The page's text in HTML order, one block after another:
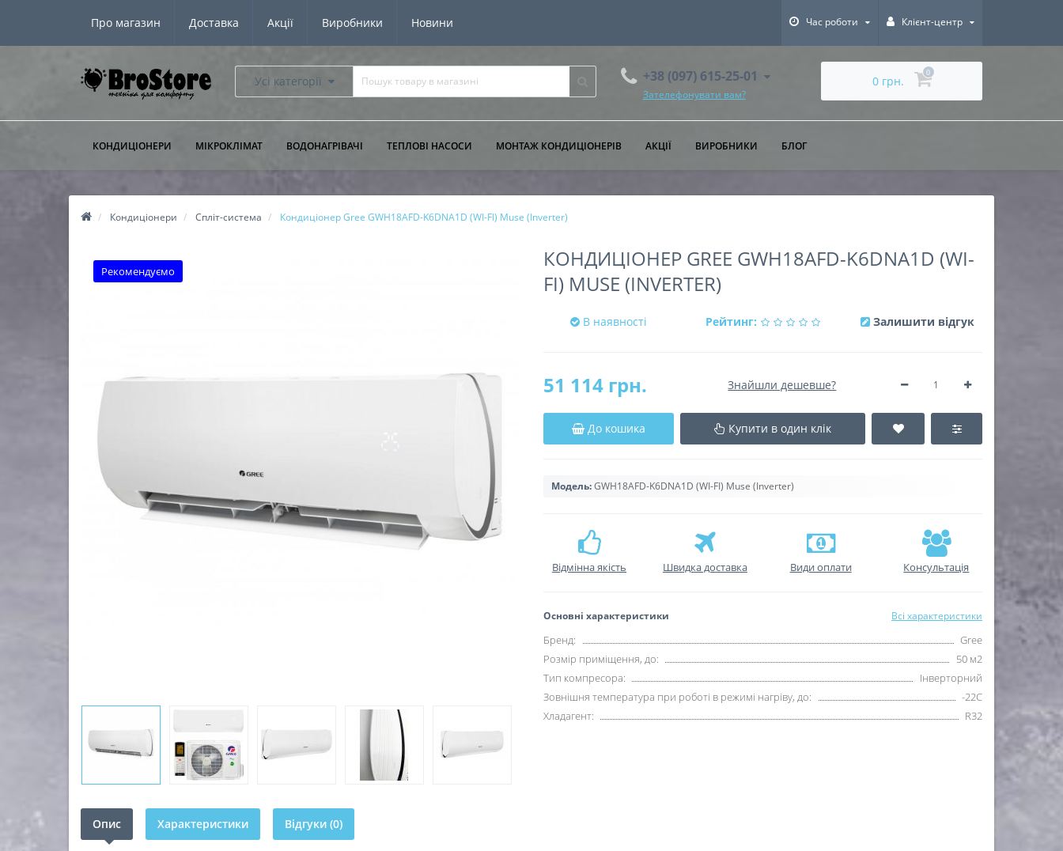
Про магазин Доставка Акції Виробники Новини Час роботи Клієнт-центр
Усі категорії +38 (097) 615-25-01
Зателефонувати вам?
0 грн.
0
КОНДИЦІОНЕРИ МІКРОКЛІМАТ ВОДОНАГРІВАЧІ ТЕПЛОВІ НАСОСИ МОНТАЖ КОНДИЦІОНЕРІВ АКЦІЇ ВИРОБНИКИ БЛОГ
Кондиціонери Спліт-система Кондиціонер Gree GWH18AFD-K6DNA1D (WI-FI) Muse (Inverter)
Рекомендуємо
КОНДИЦІОНЕР GREE GWH18AFD-K6DNA1D (WI-
FI) MUSE (INVERTER)
В наявності Рейтинг: Залишити відгук
51 114 грн. Знайшли дешевше?
До кошика Купити в один клік
Модель:GWH18AFD-K6DNA1D (WI-FI) Muse (Inverter)
Відмінна якість Швидка доставка Види оплати Консультація
Основні характеристики Всі характеристики
Бренд:
Gree
Розмір приміщення, до:
50 м2
Тип компресора:
Інверторний
Зовнішня температура при роботі в режимі нагріву, до:
-22С
Хладагент:
R32
Опис Характеристики Відгуки (0)